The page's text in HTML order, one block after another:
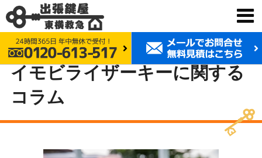
鍵交換 東横救急 鍵のトラブル時の豆知識 イモビライザーキーに関するコラム
イモビライザーキーに関する
コラム